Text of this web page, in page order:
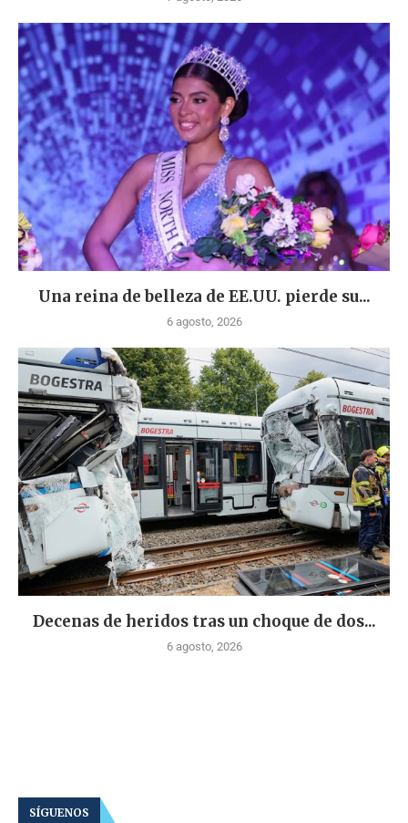
Una reina de belleza de EE.UU. pierde su...
6 agosto, 2026
Decenas de heridos tras un choque de dos...
6 agosto, 2026
SÍGUENOS